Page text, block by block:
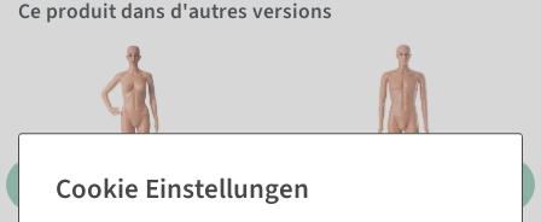
Ce produit dans d'autres versions